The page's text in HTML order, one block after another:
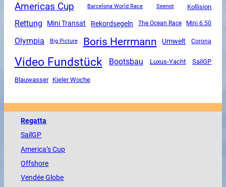
Americas Cup Barcelona World Race Seenot Kollision
Rettung Mini Transat Rekordsegeln The Ocean Race Mini 6.50
Olympia Big Picture Boris Herrmann Umwelt Corona
Video Fundstück Bootsbau Luxus-Yacht SailGP
Blauwasser Kieler Woche
Regatta
SailGP
America’s Cup
Offshore
VendéeGlobe